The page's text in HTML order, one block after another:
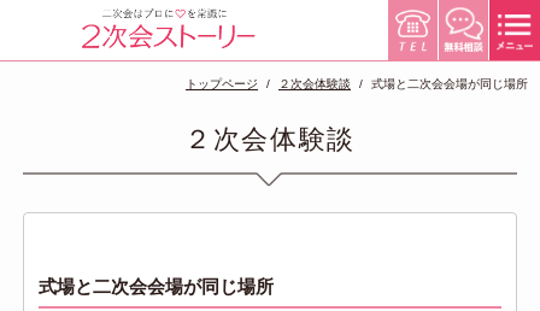
トップページ ２次会体験談 式場と二次会会場が同じ場所
２次会体験談
式場と二次会会場が同じ場所